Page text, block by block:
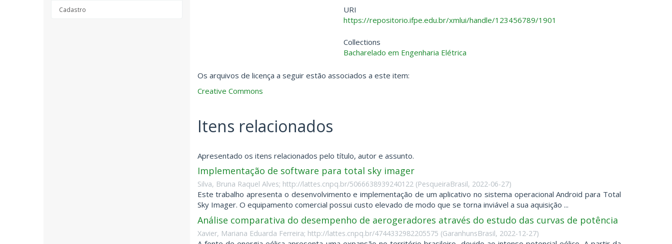
Cadastro
URI
https://repositorio.ifpe.edu.br/xmlui/handle/123456789/1901
Collections
Bacharelado em Engenharia Elétrica
Os arquivos de licença a seguir estão associados a este item:
Creative Commons
Itens relacionados
Apresentado os itens relacionados pelo título, autor e assunto.
Implementação de software para total sky imager
Silva, Bruna Raquel Alves; http://lattes.cnpq.br/5066638939240122 (PesqueiraBrasil, 2022-06-27)
Este trabalho apresenta o desenvolvimento e implementação de um aplicativo no sistema operacional Android para Total
Sky Imager. O equipamento comercial possui custo elevado de modo que se torna inviável a sua aquisição ...
Análise comparativa do desempenho de aerogeradores através do estudo das curvas de potência
Xavier, Mariana Eduarda Ferreira; http://lattes.cnpq.br/4744332982205575 (GaranhunsBrasil, 2022-12-27)